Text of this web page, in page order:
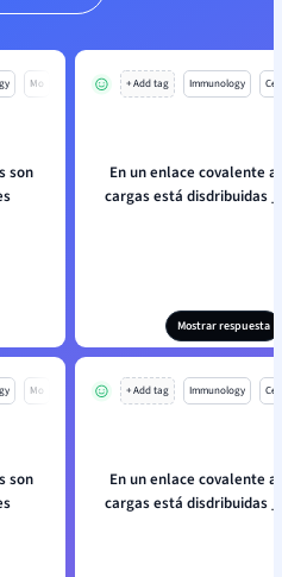
Mo
son
+ Add tag Immunology
En un enlace covalente
cargas está disdribuidas
Mostrar respuesta
Mo
son
+ Add tag Immunology
En un enlace covalente
cargas está disdribuidas